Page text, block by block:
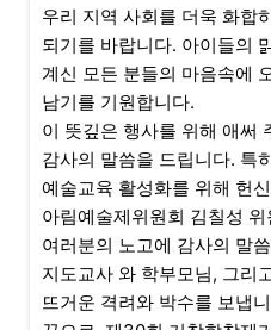
우리 지역 사회를 더욱 화합
되기를 바랍니다. 아이들의
계신 모든 분들의 마음속에
남기를 기원합니다.
이 뜻깊은 행사를 위해 애써
감사의 말씀을 드립니다. 특
예술교육 활성화를 위해 헌
아림예술제위원회 김칠성
여러분의 노고에 감사의 말
지도교사 와 학부모님, 그리
뜨거운 격려와 박수를 보냅